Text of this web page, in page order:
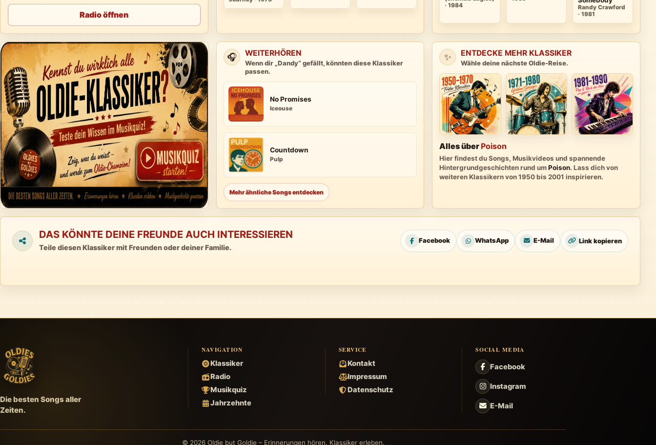
Radio öffnen
· 1984
Randy Crawford
· 1981
🎧 WEITERHÖREN
Wenn dir „Dandy“ gefällt, könnten diese Klassiker
passen.
No Promises
Iceouse
Countdown
Pulp
Mehr ähnliche Songs entdecken
✨ ENTDECKE MEHR KLASSIKER
Wähle deine nächste Oldie-Reise.
Alles über Poison
Hier findest du Songs, Musikvideos und spannende
Hintergrundgeschichten rund umPoison. Lass dich von
weiteren Klassikern von 1950 bis 2001 inspirieren.
DAS KÖNNTE DEINE FREUNDE AUCH INTERESSIEREN
Teile diesen Klassiker mit Freunden oder deiner Familie.
Facebook WhatsApp E-Mail Link kopieren
Die besten Songs aller
Zeiten.
NAVIGATION
Klassiker
Radio
Musikquiz
Jahrzehnte
SERVICE
Kontakt
Impressum
Datenschutz
SOCIAL MEDIA
Facebook
Instagram
E-Mail
© 2026 Oldie but Goldie – Erinnerungen hören. Klassiker erleben.